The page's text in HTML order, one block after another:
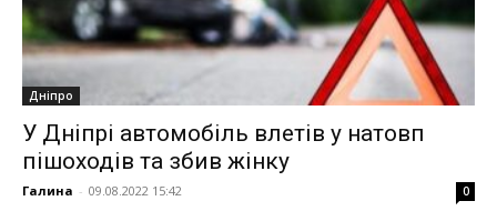
Дніпро
У Дніпрі автомобіль влетів у натовп
пішоходів та збив жінку
Галина - 09.08.2022 15:42 0